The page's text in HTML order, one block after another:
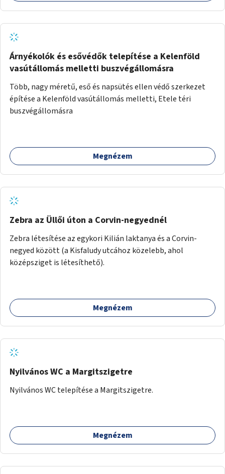
Árnyékolók és esővédők telepítése a Kelenföld
vasútállomás melletti buszvégállomásra
Több, nagy méretű, eső és napsütés ellen védő szerkezet
építése a Kelenföld vasútállomás melletti, Etele téri
buszvégállomásra
Megnézem
Zebra az Üllői úton a Corvin-negyednél
Zebra létesítése az egykori Kilián laktanya és a Corvin-
negyed között (a Kisfaludy utcához közelebb, ahol
középsziget is létesíthető).
Megnézem
Nyilvános WC a Margitszigetre
Nyilvános WC telepítése a Margitszigetre.
Megnézem